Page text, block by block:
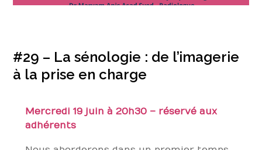
#29 – La sénologie : de l’imagerie
à la prise en charge
Mercredi 19 juin à 20h30 – réservé aux
adhérents